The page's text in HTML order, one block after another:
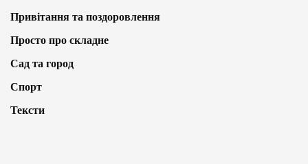
Привітання та поздоровлення
Просто про складне
Сад та город
Спорт
Тексти